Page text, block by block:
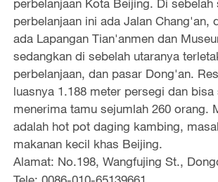
perbelanjaan Kota Beijing. Di sebelah
perbelanjaan ini ada Jalan Chang'an,
ada Lapangan Tian'anmen dan
sedangkan di sebelah utaranya
perbelanjaan, dan pasar Dong'an.
luasnya 1.188 meter persegi dan bisa
menerima tamu sejumlah 260 orang.
adalah hot pot daging kambing,
makanan kecil khas Beijing.
Alamat: No.198, Wangfujing St.,